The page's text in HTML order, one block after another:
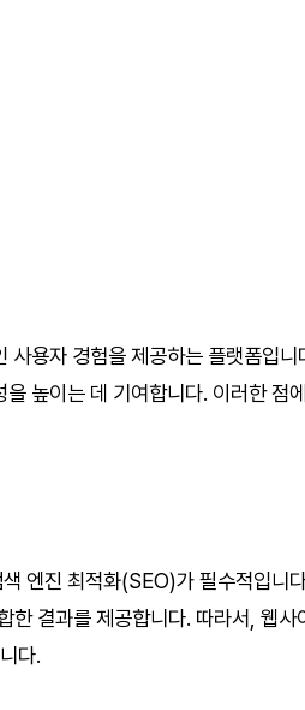
사용자 경험을 제공하는 플랫폼입
높이는 데 기여합니다. 이러한 점
엔진 최적화(SEO)가 필수적입니
한 결과를 제공합니다. 따라서, 웹
다.